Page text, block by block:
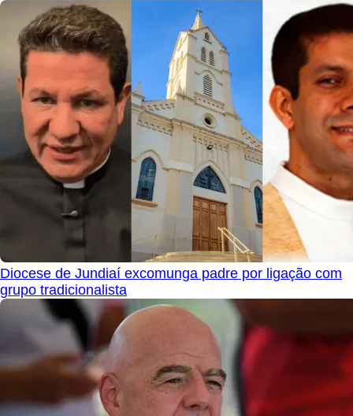
Diocese de Jundiaí excomunga padre por ligação com
grupo tradicionalista